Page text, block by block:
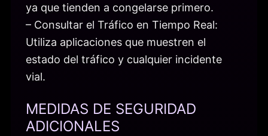
ya que tienden a congelarse primero.
– Consultar el Tráfico en Tiempo Real:
Utiliza aplicaciones que muestren el
estado del tráfico y cualquier incidente
vial.
MEDIDAS DE SEGURIDAD
ADICIONALES